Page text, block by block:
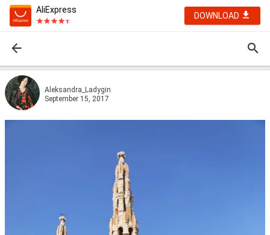
AliExpress
DOWNLOAD
Aleksandra_Ladygin
September 15, 2017